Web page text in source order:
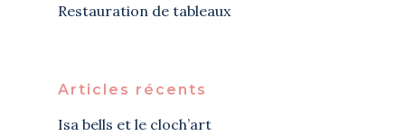
Restauration de tableaux
Articles récents
Isa bells et le cloch’art